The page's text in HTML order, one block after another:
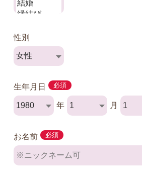
性別
生年月日 必須
年 月
お名前 必須